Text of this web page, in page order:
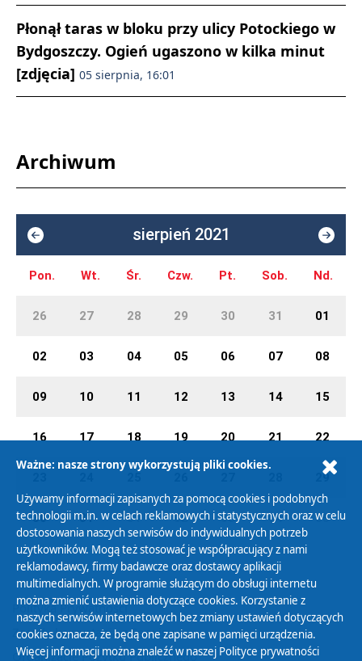
Płonął taras w bloku przy ulicy Potockiego w
Bydgoszczy. Ogień ugaszono w kilka minut
[zdjęcia] 05 sierpnia, 16:01
Archiwum
sierpień 2021
Pon. Wt. Śr. Czw. Pt. Sob. Nd.
26 27 28 29 30 31 01
02 03 04 05 06 07 08
09 10 11 12 13 14 15
16 17 18 19 20 21 22
29
30 31 01 02 03 04 05
Polityka Prywatności
Zasady korzystania z Serwisu
Organizacje Pożytku Publicznego
Ważne: nasze strony wykorzystują pliki cookies.
Używamy informacji zapisanych za pomocą cookies i podobnych
technologii m.in. w celach reklamowych i statystycznych oraz w celu
dostosowania naszych serwisów do indywidualnych potrzeb
użytkowników. Mogą też stosować je współpracujący z nami
reklamodawcy, firmy badawcze oraz dostawcy aplikacji
multimedialnych. W programie służącym do obsługi internetu
można zmienić ustawienia dotyczące cookies. Korzystanie z
naszych serwisów internetowych bez zmiany ustawień dotyczących
cookies oznacza, że będą one zapisane w pamięci urządzenia.
Więcej informacji można znaleźć w naszej Polityce prywatności